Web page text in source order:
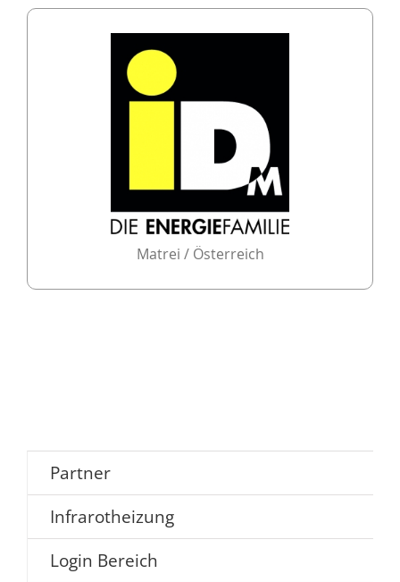
Matrei / Österreich
Effiziente, kostensparende und komfortable
Wärmepumpen.
IDM regelt die Wärmepumpen schon seit
Jahren mit Smart Web, Smart Phone und
Smart Grid.
Partner
Infrarotheizung
Login Bereich